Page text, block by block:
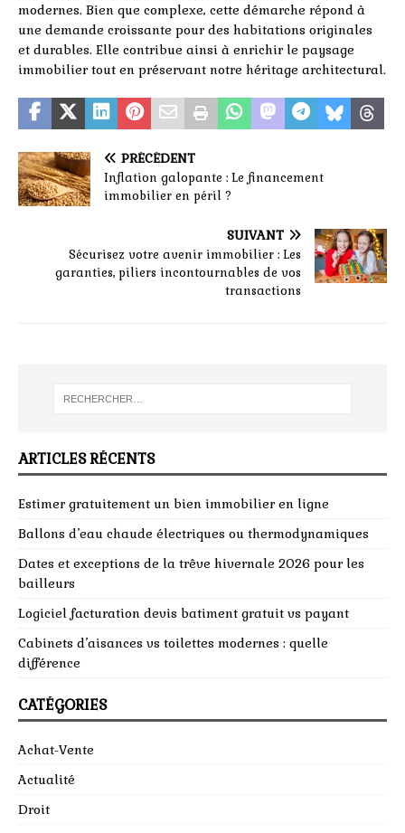
modernes. Bien que complexe, cette démarche répond à
une demande croissante pour des habitations originales
et durables. Elle contribue ainsi à enrichir le paysage
immobilier tout en préservant notre héritage architectural.
PRÉCÉDENT
Inflation galopante : Le financement
immobilier en péril ?
SUIVANT
Sécurisez votre avenir immobilier : Les
garanties, piliers incontournables de vos
transactions
ARTICLES RÉCENTS
Estimer gratuitement un bien immobilier en ligne
Ballons d’eau chaude électriques ou thermodynamiques
Dates et exceptions de la trêve hivernale 2026 pour les
bailleurs
Logiciel facturation devis batiment gratuit vs payant
Cabinets d’aisances vs toilettes modernes : quelle
différence
CATÉGORIES
Achat-Vente
Actualité
Droit